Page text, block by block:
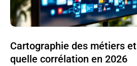
Cartographie des métiers
quelle corrélation en 2026